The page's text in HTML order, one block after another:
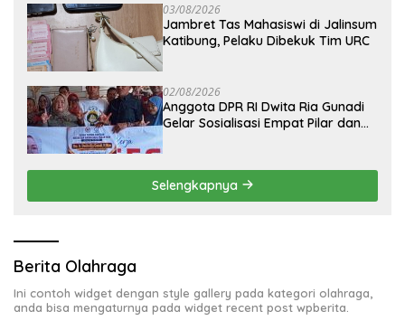
03/08/2026
Jambret Tas Mahasiswi di Jalinsum
Katibung, Pelaku Dibekuk Tim URC
02/08/2026
Anggota DPR RI Dwita Ria Gunadi
Gelar Sosialisasi Empat Pilar dan
Tulang Bawang
Selengkapnya
Berita Olahraga
Ini contoh widget dengan style gallery pada kategori olahraga,
anda bisa mengaturnya pada widget recent post wpberita.